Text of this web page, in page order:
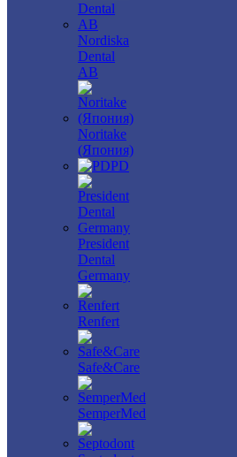
Nordiska
Dental
AB
Noritake
(Япония)
PD
President
Dental
Germany
Renfert
Safe&Care
SemperMed